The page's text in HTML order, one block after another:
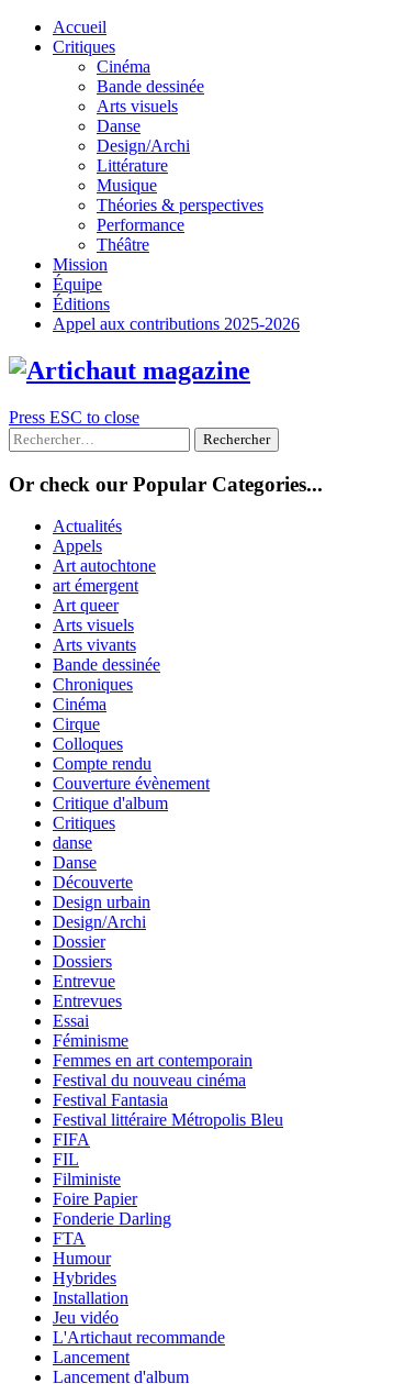
Skip
Accueil
Critiques
Cinéma
Bande dessinée
Arts visuels
Danse
Design/Archi
Littérature
Musique
Théories & perspectives
Performance
Théâtre
Mission
Équipe
Éditions
Appel aux contributions 2025-2026
Press ESC to close
Rechercher :
Or check our Popular Categories...
Actualités
Appels
Art autochtone
art émergent
Art queer
Arts visuels
Arts vivants
Bande dessinée
Chroniques
Cinéma
Cirque
Colloques
Compte rendu
Couverture évènement
Critique d'album
Critiques
danse
Danse
Découverte
Design urbain
Design/Archi
Dossier
Dossiers
Entrevue
Entrevues
Essai
Féminisme
Femmes en art contemporain
Festival du nouveau cinéma
Festival Fantasia
Festival littéraire Métropolis Bleu
FIFA
FIL
Filministe
Foire Papier
Fonderie Darling
FTA
Humour
Hybrides
Installation
Jeu vidéo
L'Artichaut recommande
Lancement
Lancement d'album